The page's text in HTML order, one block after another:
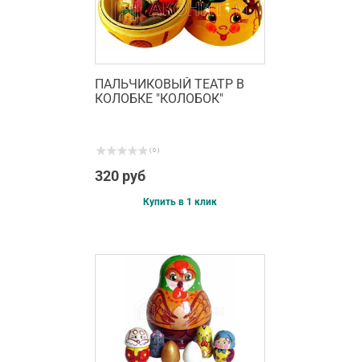
ПАЛЬЧИКОВЫЙ ТЕАТР В
КОЛОБКЕ "КОЛОБОК"
( 0 )
320 руб
Купить в 1 клик